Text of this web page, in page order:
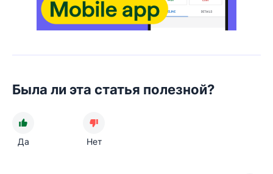
Была ли эта статья полезной?
Да Нет